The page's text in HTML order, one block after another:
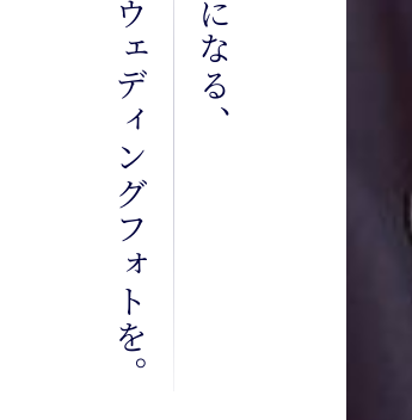
最高のウェディングフォトを。